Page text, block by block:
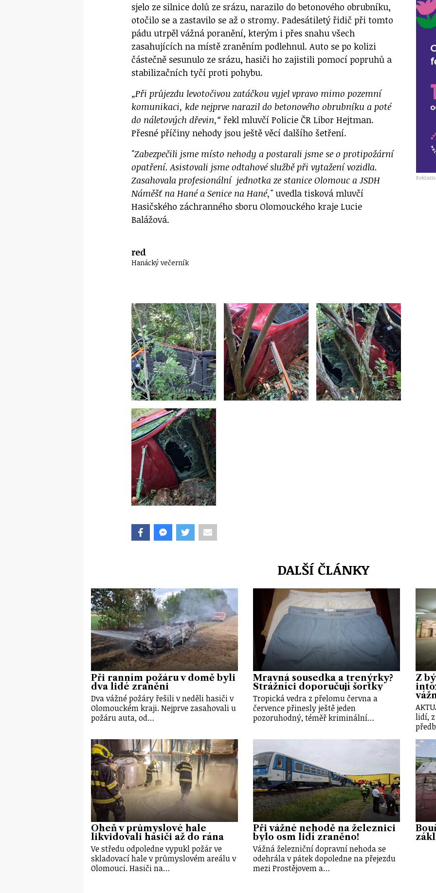
sjelo ze silnice dolů ze srázu, narazilo do betonového obrubníku,
otočilo se a zastavilo se až o stromy. Padesátiletý řidič při tomto
pádu utrpěl vážná poranění, kterým i přes snahu všech
zasahujících na místě zraněním podlehnul. Auto se po kolizi
částečně sesunulo ze srázu, hasiči ho zajistili pomocí popruhů a
stabilizačních tyčí proti pohybu.
„Při průjezdu levotočivou zatáčkou vyjel vpravo mimo pozemní
komunikaci, kde nejprve narazil do betonového obrubníku a poté
do náletových dřevin,“ řekl mluvčí Policie ČR Libor Hejtman.
Přesné příčiny nehody jsou ještě věcí dalšího šetření.
"Zabezpečili jsme místo nehody a postarali jsme se o protipožární
opatření. Asistovali jsme odtahové službě při vytažení vozidla.
Zasahovala profesionální jednotka ze stanice Olomouc a JSDH
Náměšť na Hané a Senice na Hané," uvedla tisková mluvčí
Hasičského záchranného sboru Olomouckého kraje Lucie
Balážová.
red
Hanácký večerník
DALŠÍ ČLÁNKY
Při ranním požáru v domě byli
dva lidé zraněni
Dva vážné požáry řešili v neděli hasiči v
Olomouckém kraji. Nejprve zasahovali u
požáru auta, od…
Mravná sousedka a trenýrky?
Strážníci doporučují šortky
Tropická vedra z přelomu června a
července přinesly ještě jeden
pozoruhodný, téměř kriminální…
Z
lidí,
Oheň v průmyslové hale
likvidovali hasiči až do rána
Ve středu odpoledne vypukl požár ve
skladovací hale v průmyslovém areálu v
Olomouci. Hasiči na…
Při vážné nehodě na železnici
bylo osm lidí zraněno!
Vážná železniční dopravní nehoda se
odehrála v pátek dopoledne na přejezdu
mezi Prostějovem a…